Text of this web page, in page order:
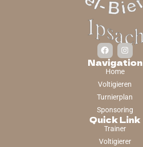
Navigation
Home
Voltigieren
Turnierplan
Sponsoring
Quick Link
Trainer
Voltigierer